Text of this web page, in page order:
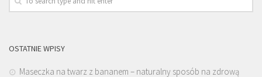
OSTATNIE WPISY
Maseczka na twarz z bananem – naturalny sposób na zdrową